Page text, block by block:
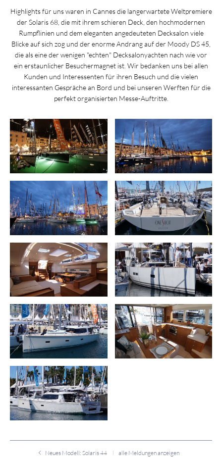
Highlights für uns waren in Cannes die langerwartete Weltpremiere
der Solaris 68, die mit ihrem schieren Deck, den hochmodernen
Rumpflinien und dem eleganten angedeuteten Decksalon viele
Blicke auf sich zog und der enorme Andrang auf der Moody DS 45,
die als eine der wenigen "echten" Decksalonyachten nach wie vor
ein erstaunlicher Besuchermagnet ist. Wir bedanken uns bei allen
Kunden und Interessenten für ihren Besuch und die vielen
interessanten Gespräche an Bord und bei unseren Werften für die
perfekt organisierten Messe-Auftritte.
Neues Modell: Solaris 44
alle Meldungen anzeigen